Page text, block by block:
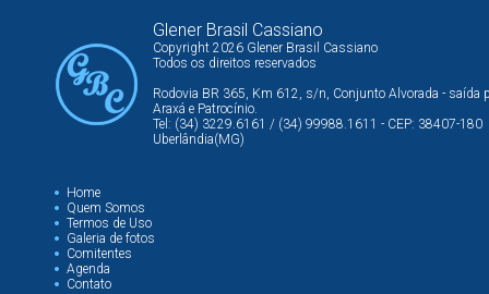
Glener Brasil Cassiano
Copyright 2026 Glener Brasil Cassiano
Todos os direitos reservados
Rodovia BR 365, Km 612, s/n, Conjunto Alvorada - saída
Araxá e Patrocínio.
Tel: (34) 3229.6161 / (34) 99988.1611 - CEP: 38407-180
Uberlândia(MG)
Home
Quem Somos
Termos de Uso
Galeria de fotos
Comitentes
Agenda
Contato